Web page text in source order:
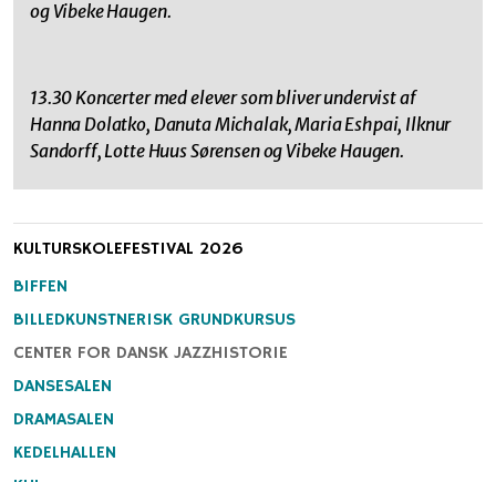
og Vibeke Haugen.
13.30 Koncerter med elever som bliver undervist af
Hanna Dolatko, Danuta Michalak, Maria Eshpai, Ilknur
Sandorff, Lotte Huus Sørensen og Vibeke Haugen.
KULTURSKOLEFESTIVAL 2026
BIFFEN
BILLEDKUNSTNERISK GRUNDKURSUS
CENTER FOR DANSK JAZZHISTORIE
DANSESALEN
DRAMASALEN
KEDELHALLEN